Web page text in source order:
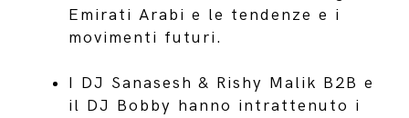
Emirati Arabi e le tendenze e i
movimenti futuri.
I DJ Sanasesh & Rishy Malik B2B e
il DJ Bobby hanno intrattenuto i